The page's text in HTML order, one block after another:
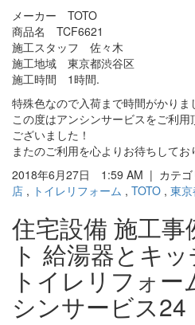
メーカー TOTO
商品名 TCF6621
施工スタッフ 佐々木
施工地域 東京都渋谷区
施工時間 1時間.
特殊色なので入荷まで時間がかり
この度はアンシンサービスをご利
ございました！
またのご利用を心よりお待ちして
2018年6月27日 1:59 AM | カテゴ
店 , トイレリフォーム , TOTO , 東
住宅設備 施工
ト 給湯器とキ
トイレリフォ
シンサービス24